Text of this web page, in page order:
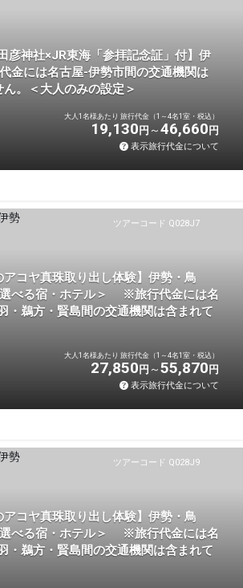
彦神社×JR東海「参拝記念証」付】伊
には名古屋-伊勢市間の交通機関は
。＜大人のみの設定＞
大人1名様あたり 旅行代金（1～4名1室・税込）
19,130 円 46,660 円
表示旅行代金について
ツアーコード Q028J7
アコヤ真珠取り出し体験】伊勢・鳥
べる宿・ホテル＞ ※旅行代金には名
・鵜方・賢島間の交通機関は含まれて
大人1名様あたり 旅行代金（1～4名1室・税込）
27,850 円 55,870 円
表示旅行代金について
ツアーコード Q028J9
アコヤ真珠取り出し体験】伊勢・鳥
べる宿・ホテル＞ ※旅行代金には名
・鵜方・賢島間の交通機関は含まれて